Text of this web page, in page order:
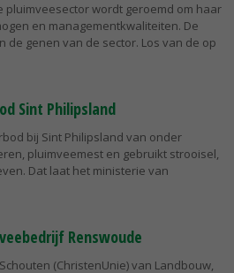
pluimveesector wordt geroemd om haar
en managementkwaliteiten. De
de genen van de sector. Los van de op
Sint Philipsland
bij Sint Philipsland van onder
pluimveemest en gebruikt strooisel,
Dat laat het ministerie van
Renswoude
(ChristenUnie) van Landbouw,